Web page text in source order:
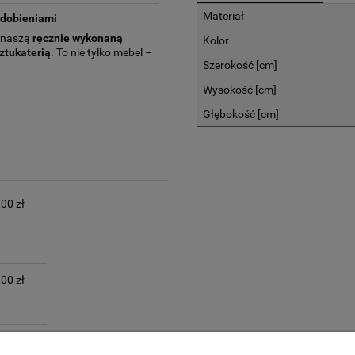
ręcznie wykonaną
. To nie tylko mebel –
Materiał
Kolor
Szerokość [cm]
Wysokość [cm]
Głębokość [cm]
zł
zł